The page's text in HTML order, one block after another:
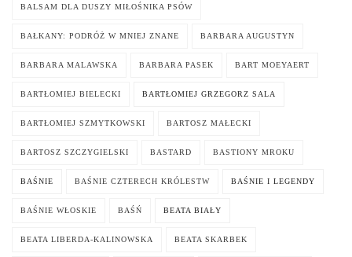
BALSAM DLA DUSZY MIŁOŚNIKA PSÓW
BAŁKANY: PODRÓŻ W MNIEJ ZNANE BARBARA AUGUSTYN
BARBARA MALAWSKA BARBARA PASEK BART MOEYAERT
BARTŁOMIEJ BIELECKI BARTŁOMIEJ GRZEGORZ SALA
BARTŁOMIEJ SZMYTKOWSKI BARTOSZ MAŁECKI
BARTOSZ SZCZYGIELSKI BASTARD BASTIONY MROKU
BAŚNIE BAŚNIE CZTERECH KRÓLESTW BAŚNIE I LEGENDY
BAŚNIE WŁOSKIE BAŚŃ BEATA BIAŁY
BEATA LIBERDA-KALINOWSKA BEATA SKARBEK